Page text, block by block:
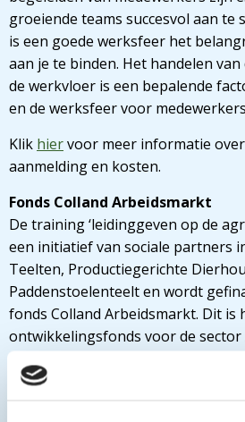
groeiende teams succesvol aan te
is een goede werksfeer het
aan je te binden. Het handelen
de werkvloer is een bepalende
en de werksfeer voor
Klik hiervoor meer informatie
aanmelding en kosten.
Fonds Colland Arbeidsmarkt
De training ‘leidinggeven op de
een initiatief van sociale partners
Teelten, Productiegerichte
Paddenstoelenteelt en wordt
fonds Colland Arbeidsmarkt. Dit is
ontwikkelingsfonds voor de sector
Het fonds draagt bij aan thema’s
inzetbaarheid, imago & instroom